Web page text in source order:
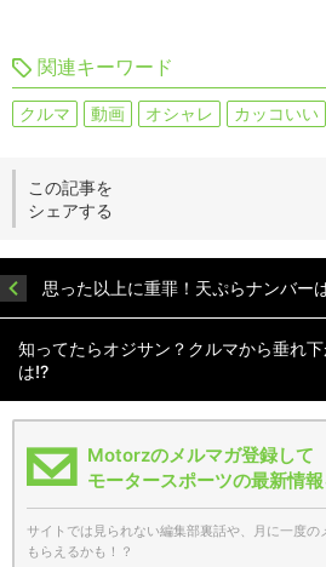
関連キーワード
クルマ 動画 オシャレ カッコいい
この記事を
シェアする
思った以上に重罪！天ぷらナンバー
知ってたらオジサン？クルマから垂れ
は!?
Motorzのメルマガ登録して
モータースポーツの最新情報
サイトでは見られない編集部裏話や、月に一度の
もらえるかも！？